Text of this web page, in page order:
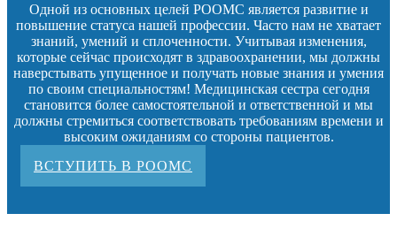
Одной из основных целей РООМС является развитие и
повышение статуса нашей профессии. Часто нам не хватает
знаний, умений и сплоченности. Учитывая изменения,
которые сейчас происходят в здравоохранении, мы должны
наверстывать упущенное и получать новые знания и умения
по своим специальностям! Медицинская сестра сегодня
становится более самостоятельной и ответственной и мы
должны стремиться соответствовать требованиям времени и
высоким ожиданиям со стороны пациентов.
ВСТУПИТЬ В РООМС